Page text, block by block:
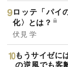
ロッテ「パイ
化〉とは？
伏見 学
もうサイゼに
の逆風でも客